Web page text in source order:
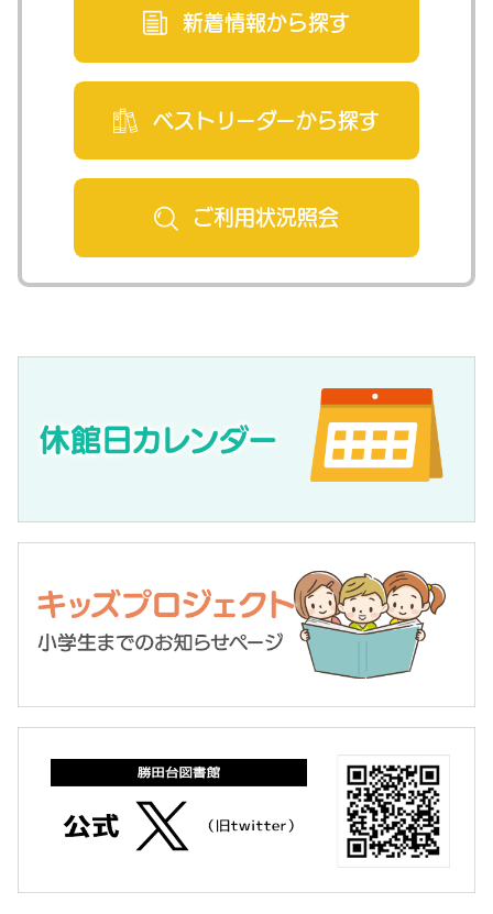
新着情報から探す
ベストリーダーから探す
ご利用状況照会